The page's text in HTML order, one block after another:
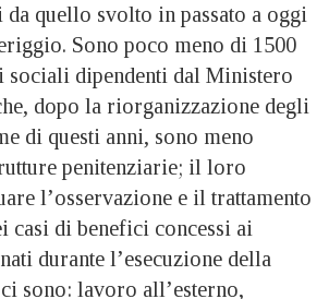
da quello svolto in passato a oggi
Sono poco meno di 1500
sociali dipendenti dal Ministero
dopo la riorganizzazione degli
di questi anni, sono meno
penitenziarie; il loro
l’osservazione e il trattamento
casi di benefici concessi ai
durante l’esecuzione della
sono: lavoro all’esterno,